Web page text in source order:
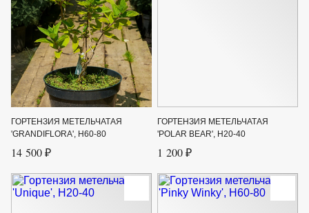
ГОРТЕНЗИЯ МЕТЕЛЬЧАТАЯ
'GRANDIFLORA', H60-80
14 500 ₽
ГОРТЕНЗИЯ МЕТЕЛЬЧАТАЯ
'POLAR BEAR', H20-40
1 200 ₽